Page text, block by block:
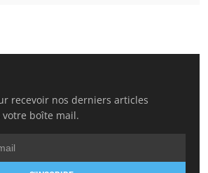
recevoir nos derniers articles
boîte mail.